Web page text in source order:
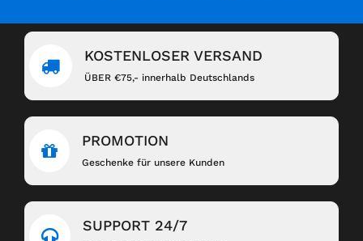
KOSTENLOSER VERSAND
ÜBER €75,- innerhalb Deutschlands
PROMOTION
Geschenke für unsere Kunden
SUPPORT 24/7